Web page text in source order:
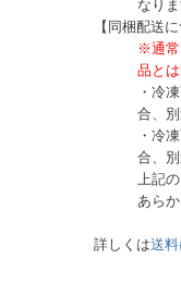
なりま
【同梱配送に
※通常
品とは
・冷
合、
・冷
合、
上記
あら
詳しくは送